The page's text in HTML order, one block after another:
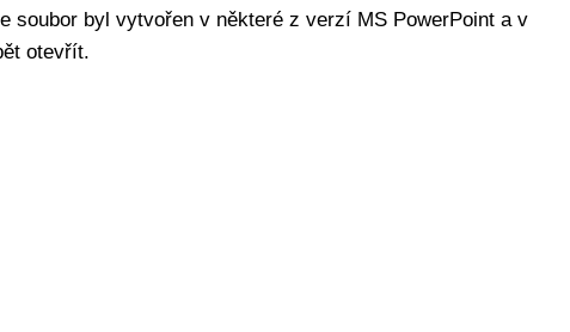
soubor byl vytvořen v některé z verzí MS PowerPoint a v
otevřít.